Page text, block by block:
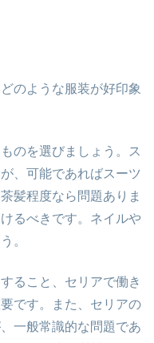
のような服装が好印象
のを選びましょう。ス
、可能であればスーツ
髪程度なら問題ありま
るべきです。ネイルや
。
ること、セリアで働き
です。また、セリアの
一般常識的な問題であ